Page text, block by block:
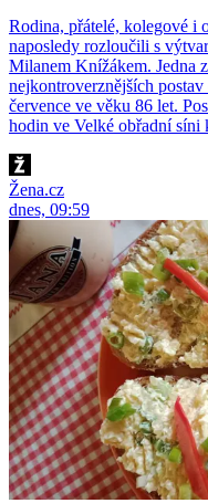
Rodina, přátelé, kolegové i
naposledy rozloučili s
Milanem Knížákem. Jedna
nejkontroverznějších
července ve věku 86 let.
hodin ve Velké obřadní síni
Žena.cz
dnes, 09:59